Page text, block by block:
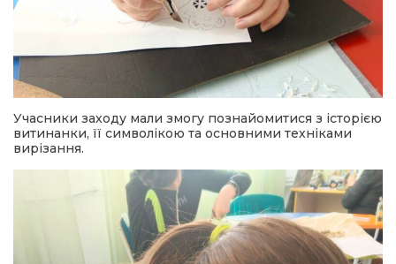
Учасники заходу мали змогу познайомитися з історією
витинанки, її символікою та основними техніками
вирізання.